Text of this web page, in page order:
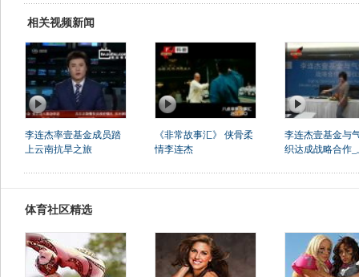
相关视频新闻
李连杰率壹基金成员踏
上云南抗旱之旅
《非常故事汇》 侠骨柔
情李连杰
李连杰壹基金与
织达成战略合作_
体育社区精选